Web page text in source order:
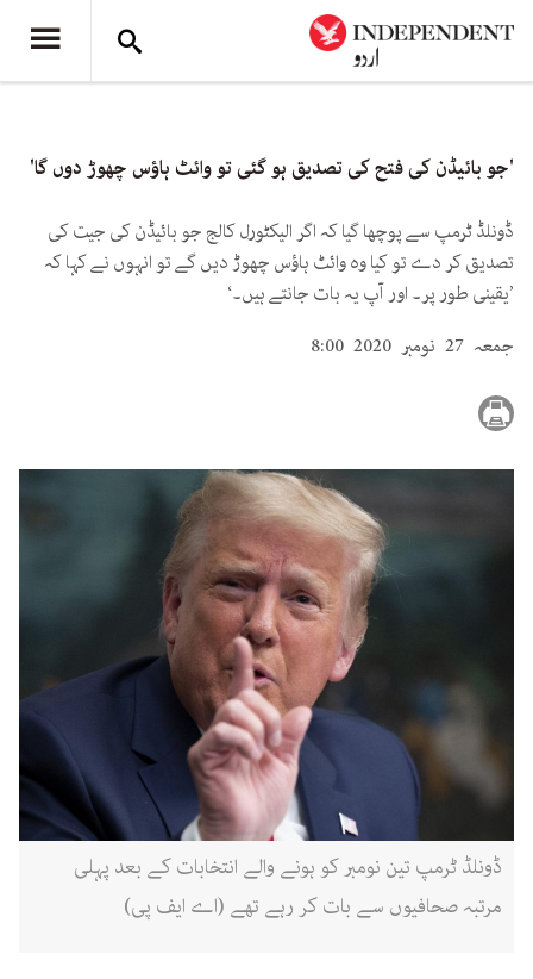
'جو بائیڈن کی فتح کی تصدیق ہو گئی تو وائٹ ہاؤس چھوڑ دوں گا'
ڈونلڈ ٹرمپ سے پوچھا گیا کہ اگر الیکٹورل کالج جو بائیڈن کی جیت کی
تصدیق کر دے تو کیا وہ وائٹ ہاؤس چھوڑ دیں گے تو انہوں نے کہا کہ
’یقینی طور پر۔ اور آپ یہ بات جانتے ہیں۔‘
جمعہ 27 نومبر 2020 8:00
ڈونلڈ ٹرمپ تین نومبر کو ہونے والے انتخابات کے بعد پہلی
مرتبہ صحافیوں سے بات کر رہے تھے (اے ایف پی)